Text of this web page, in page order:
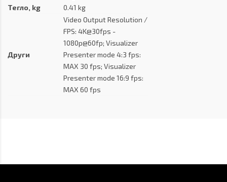
Тегло, kg
0.41 kg
Други
Video Output Resolution /
FPS: 4K@30fps -
1080p@60fp; Visualizer
Presenter mode 4:3 fps:
MAX 30 fps; Visualizer
Presenter mode 16:9 fps:
MAX 60 fps